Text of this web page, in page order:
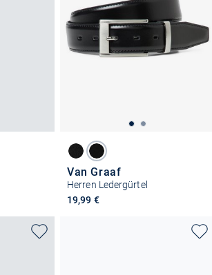
Van Graaf
Herren Ledergürtel
19,99 €